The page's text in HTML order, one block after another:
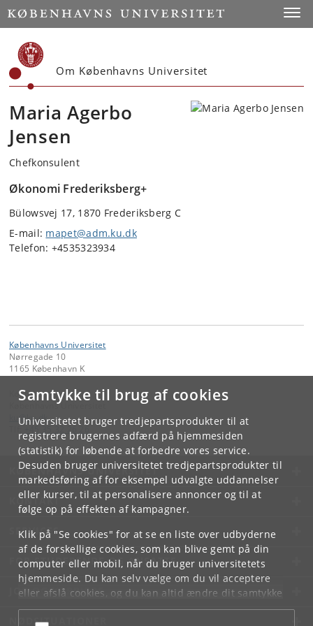
Samtykke til brug af cookies
Universitetet bruger tredjepartsprodukter til at
registrere brugernes adfærd på hjemmesiden
(statistik) for løbende at forbedre vores service.
Desuden bruger universitetet tredjepartsprodukter til
markedsføring af for eksempel udvalgte uddannelser
eller kurser, til at personalisere annoncer og til at
følge op på effekten af kampagner.
Klik på "Se cookies" for at se en liste over udbyderne
af de forskellige cookies, som kan blive gemt på din
computer eller mobil, når du bruger universitetets
hjemmeside. Du kan selv vælge om du vil acceptere
eller afslå cookies, og du kan altid ændre dit samtykke
underCookie- og privatlivspolitiksom du finder i
bunden af hver side.
Start
Om Københavns Universitet
Maria Agerbo
Jensen
Chefkonsulent
Økonomi Frederiksberg+
Bülowsvej 17, 1870 Frederiksberg C
E-mail: mapet@adm.ku.dk
Telefon: +4535323934
Københavns Universitet
Nørregade 10
1165 København K
Kontakt:
Københavns Universitet
@ku.dk
KØBENHAVNS UNIVERSITET
KONTAKT
SERVICES
FOR STUDERENDE OG ANSATTE
JOB OG KARRIERE
NØDSITUATIONER